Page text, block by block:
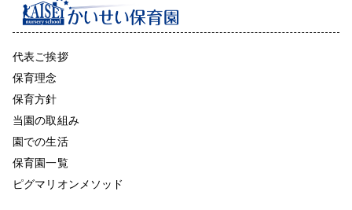
代表ご挨拶
保育理念
保育方針
当園の取組み
園での生活
保育園一覧
ピグマリオンメソッド